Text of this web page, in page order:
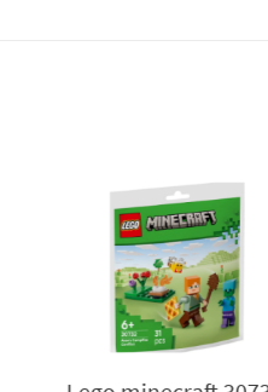
на Батман включва
с графични стикери.
може да бъде
мащабират, да завъртат в
отключване: осребрете